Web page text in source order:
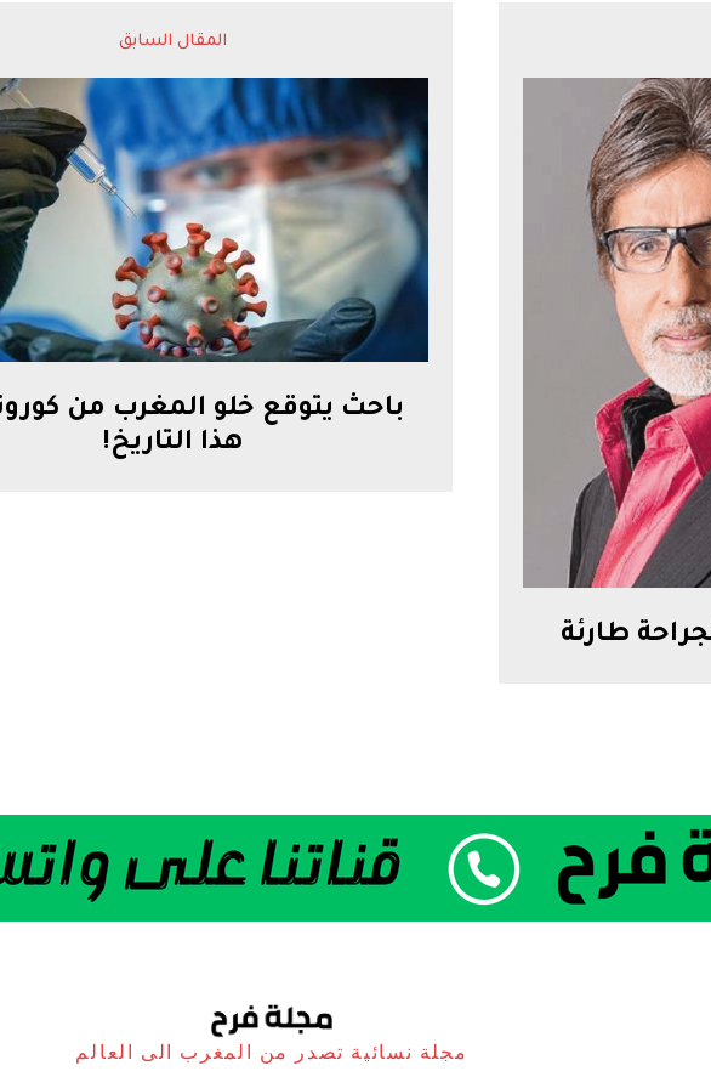
المقال السابق
باحث يتوقع خلو المغرب من
هذا التاريخ!
طارئة
مجلة نسائية تصدر من المغرب الى العالم